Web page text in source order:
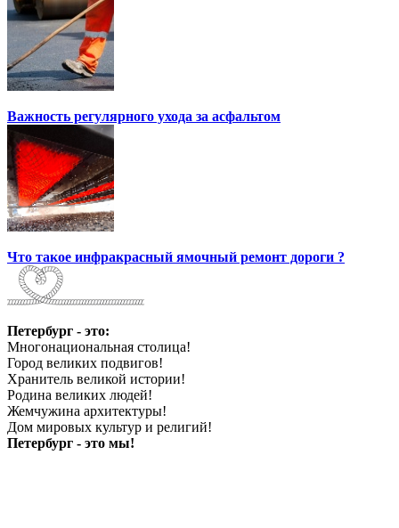
Важность регулярного ухода за асфальтом
Что такое инфракрасный ямочный ремонт дороги ?
Петербург - это:
Многонациональная столица!
Город великих подвигов!
Хранитель великой истории!
Родина великих людей!
Жемчужина архитектуры!
Дом мировых культур и религий!
Петербург - это мы!